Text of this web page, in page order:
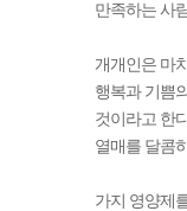
만족하는 사
개개인은 마
행복과 기쁨
것이라고 한
열매를 달콤
가지 영양제